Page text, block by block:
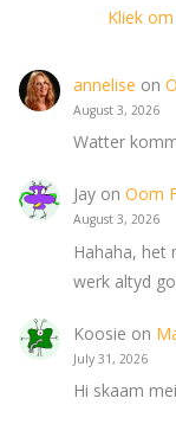
Kliek
annelise on
August 3, 2026
Watter
Jayon Oom
August 3, 2026
Hahaha, het
werk altyd
Koosie on
July 31, 2026
Hi skaam